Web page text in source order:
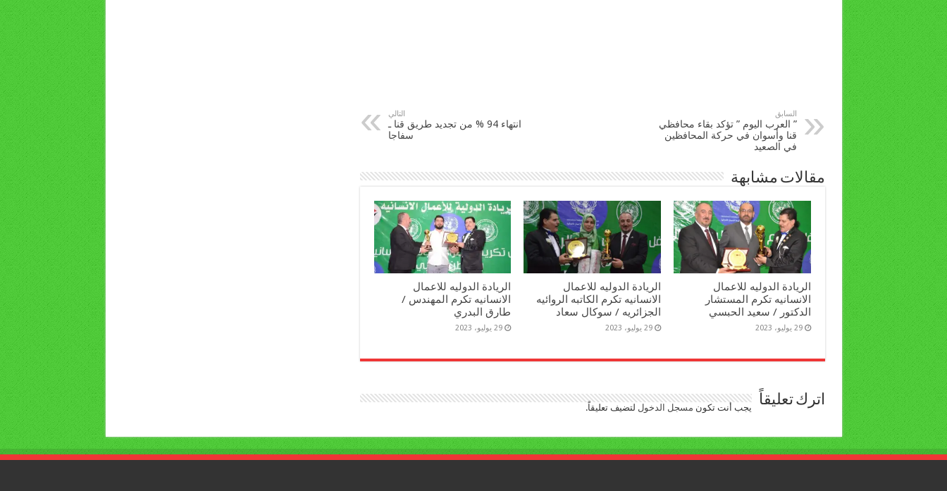
السابق
” العرب اليوم ” تؤكد بقاء محافظي
قنا وأسوان في حركة المحافظين
في الصعيد
التالي
انتهاء 94 % من تجديد طريق قنا ـ
سفاجا
مقالات مشابهة
الريادة الدوليه للاعمال
الانسانيه تكرم المستشار
الدكتور / سعيد الحبسي
29 يوليو، 2023
الريادة الدوليه للاعمال
الانسانيه تكرم الكاتبه الروائيه
الجزائريه / سوكال سعاد
29 يوليو، 2023
الريادة الدوليه للاعمال
الانسانيه تكرم المهندس /
طارق البدري
29 يوليو، 2023
اترك تعليقاً يجب أنت تكون مسجل الدخول لتضيف تعليقاً.